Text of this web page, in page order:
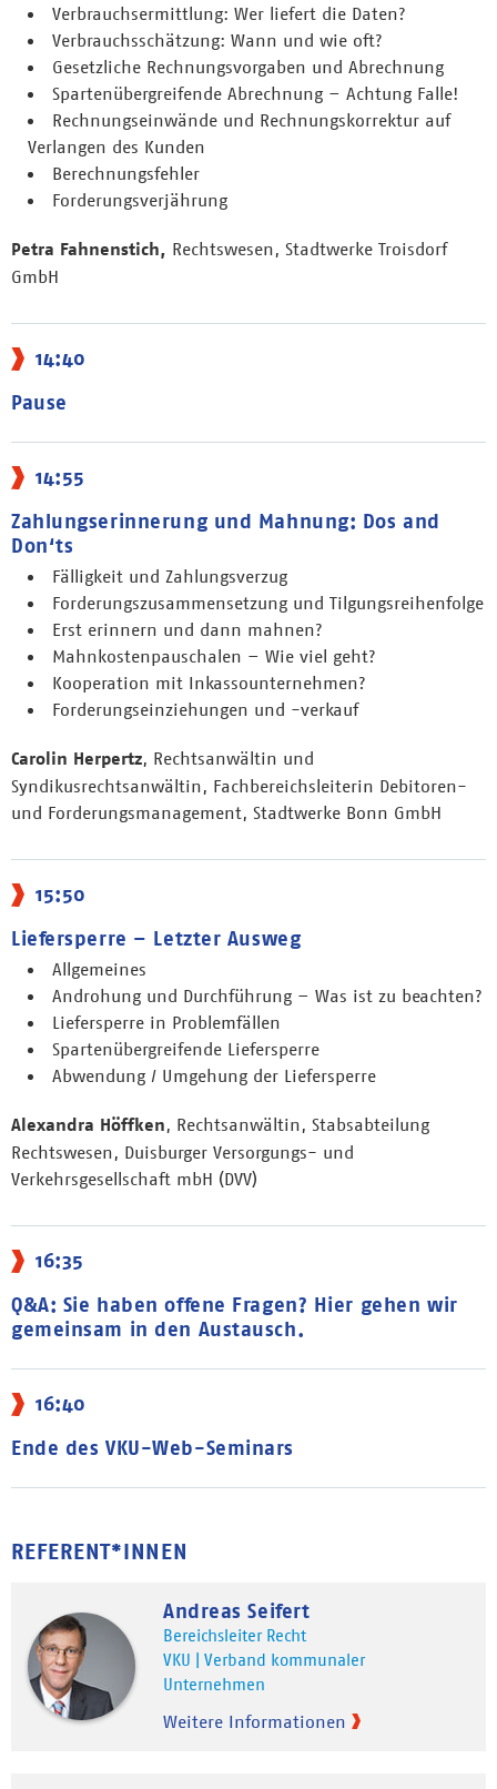
Verbrauchsermittlung: Wer liefert die Daten?
Verbrauchsschätzung: Wann und wie oft?
Gesetzliche Rechnungsvorgaben und Abrechnung
Spartenübergreifende Abrechnung – Achtung Falle!
Rechnungseinwände und Rechnungskorrektur auf
Verlangen des Kunden
Berechnungsfehler
Forderungsverjährung
Petra Fahnenstich, Rechtswesen, Stadtwerke Troisdorf
GmbH
14:40
Pause
14:55
Zahlungserinnerung und Mahnung: Dos and
Don‘ts
Fälligkeit und Zahlungsverzug
Forderungszusammensetzung und Tilgungsreihenfolge
Erst erinnern und dann mahnen?
Mahnkostenpauschalen – Wie viel geht?
Kooperation mit Inkassounternehmen?
Forderungseinziehungen und -verkauf
Carolin Herpertz, Rechtsanwältin und
Syndikusrechtsanwältin, Fachbereichsleiterin Debitoren-
und Forderungsmanagement, Stadtwerke Bonn GmbH
15:50
Liefersperre – Letzter Ausweg
Allgemeines
Androhung und Durchführung – Was ist zu beachten?
Liefersperre in Problemfällen
Spartenübergreifende Liefersperre
Abwendung / Umgehung der Liefersperre
Alexandra Höffken, Rechtsanwältin, Stabsabteilung
Rechtswesen, Duisburger Versorgungs- und
Verkehrsgesellschaft mbH (DVV)
16:35
Q&A: Sie haben offene Fragen? Hier gehen wir
gemeinsam in den Austausch.
16:40
Ende des VKU-Web-Seminars
REFERENT*INNEN
Andreas Seifert
Bereichsleiter Recht
VKU | Verband kommunaler
Unternehmen
Weitere Informationen